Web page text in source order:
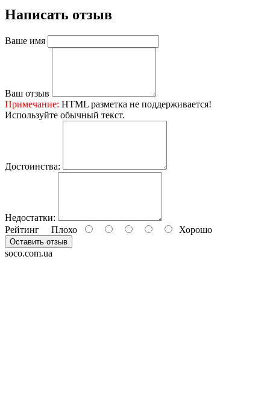
Написать отзыв
Ваше имя
Ваш отзыв
Примечание: HTML разметка не поддерживается!
Используйте обычный текст.
Достоинства:
Недостатки:
Рейтинг Плохо Хорошо
Оставить отзыв
soco.com.ua